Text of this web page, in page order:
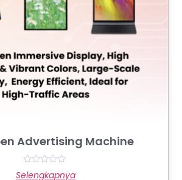
Advertising Machine
Rated
Selengkapnya